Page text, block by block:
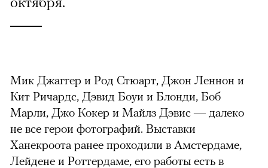
Мик Джаггер и Род Стюарт, Джон Леннон и
Кит Ричардс, Дэвид Боуи и Блонди, Боб
Марли, Джо Кокер и Майлз Дэвис — далеко
не все герои фотографий. Выставки
Ханекроота ранее проходили в Амстердаме,
Лейдене и Роттердаме, его работы есть в